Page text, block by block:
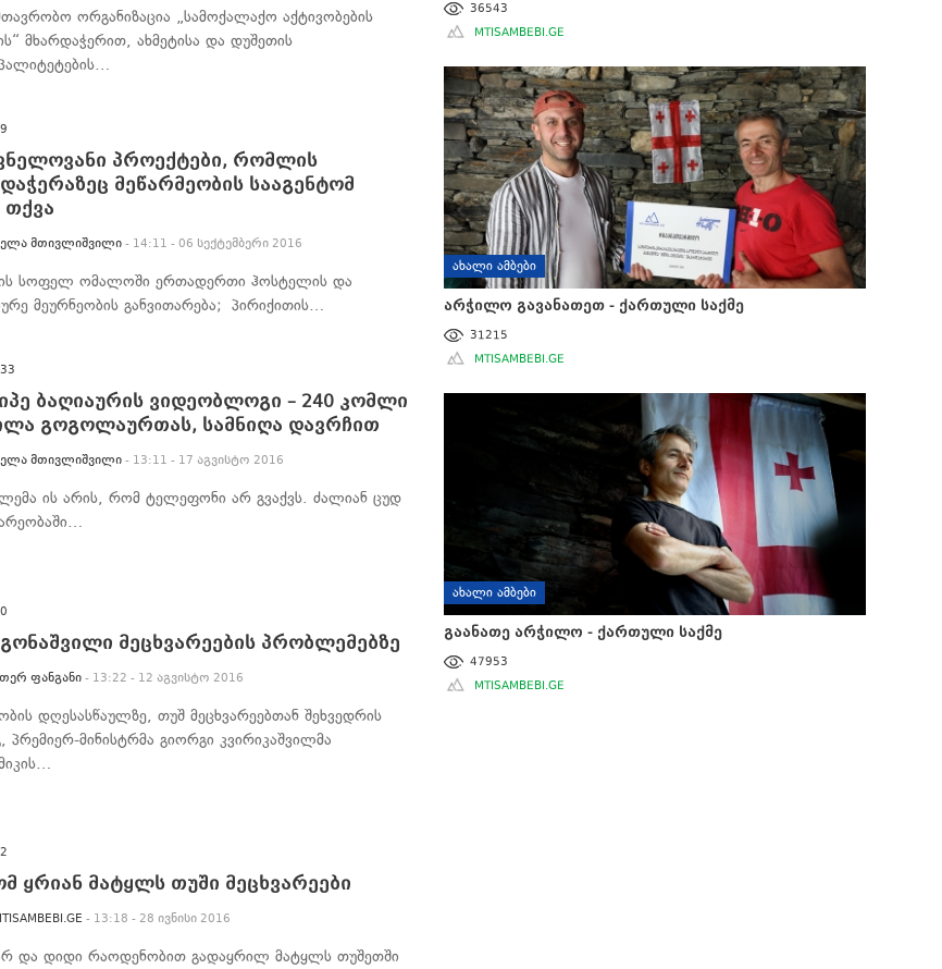
ორგანიზაცია „სამოქალაქო აქტივობების
მხარდაჭერით, ახმეტისა და დუშეთის
პროექტები, რომლის
მეწარმეობის სააგენტომ
თქვა
ᲛᲗᲘᲕᲚᲘᲨᲕᲘᲚᲘ - 14:11 - 06 სექტემბერი 2016
სოფელ ომალოში ერთადერთი ჰოსტელის და
მეურნეობის განვითარება; პირიქითის…
ბაღიაურის ვიდეობლოგი – 240 კომლი
გოგოლაურთას, სამნიღა დავრჩით
ᲛᲗᲘᲕᲚᲘᲨᲕᲘᲚᲘ - 13:11 - 17 აგვისტო 2016
ის არის, რომ ტელეფონი არ გვაქვს. ძალიან ცუდ
გონაშვილი მეცხვარეების პრობლემებზე
ᲤᲐᲜᲒᲐᲜᲘ - 13:22 - 12 აგვისტო 2016
დღესასწაულზე, თუშ მეცხვარეებთან შეხვედრის
პრემიერ-მინისტრმა გიორგი კვირიკაშვილმა
ყრიან მატყლს თუში მეცხვარეები
- 13:18 - 28 ივნისი 2016
და დიდი რაოდენობით გადაყრილ მატყლს თუშეთში
36543
MTISAMBEBI.GE
ᲐᲮᲐᲚᲘ ᲐᲛᲑᲔᲑᲘ
არჭილო გავანათეთ - ქართული საქმე
31215
MTISAMBEBI.GE
ᲐᲮᲐᲚᲘ ᲐᲛᲑᲔᲑᲘ
გაანათე არჭილო - ქართული საქმე
47953
MTISAMBEBI.GE